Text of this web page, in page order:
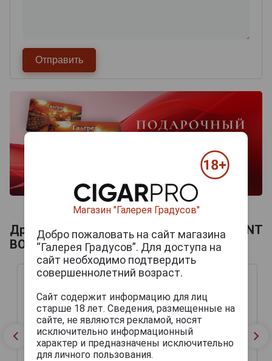
Другие продукты бренда ABBAYE DE SAINT
BON-CHIEN
Магазин "Галерея Градусов"
Добро пожаловать на сайт магазина
“Галерея Градусов”. Для доступа на
сайт необходимо подтвердить
совершеннолетний возраст.
Сайт содержит информацию для лиц
старше 18 лет. Сведения, размещенные на
сайте, не являются рекламой, носят
исключительно информационный
характер и предназначены исключительно
для личного пользования.